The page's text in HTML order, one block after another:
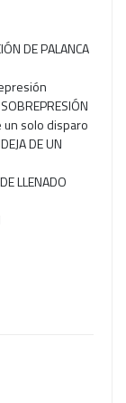
DE PALANCA
un solo disparo
DE UN
LLENADO